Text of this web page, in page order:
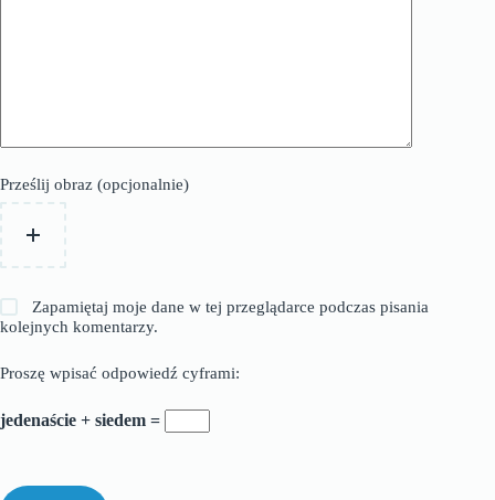
Prześlij obraz (opcjonalnie)
Zapamiętaj moje dane w tej przeglądarce podczas pisania
kolejnych komentarzy.
Proszę wpisać odpowiedź cyframi:
jedenaście + siedem =